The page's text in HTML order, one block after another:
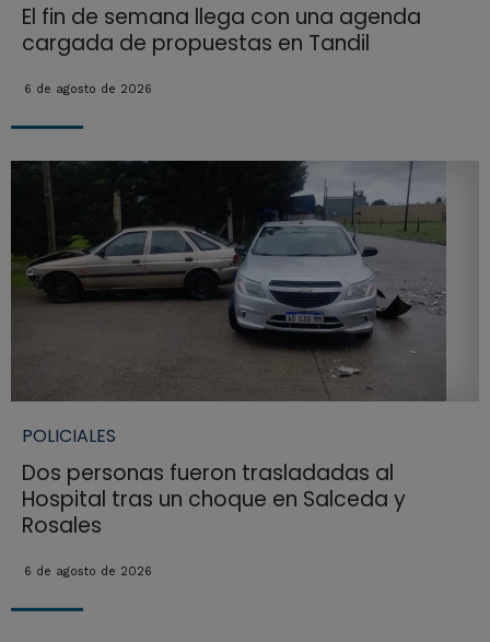
El fin de semana llega con una agenda
cargada de propuestas en Tandil
6 de agosto de 2026
POLICIALES
Dos personas fueron trasladadas al
Hospital tras un choque en Salceda y
Rosales
6 de agosto de 2026